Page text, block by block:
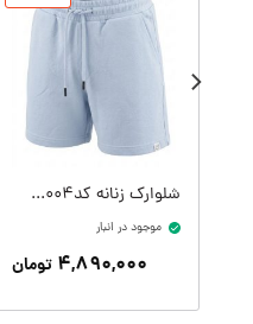
شلوارک زنانه کدW09410-004
موجود در انبار
۴,۸۹۰,۰۰۰ تومان